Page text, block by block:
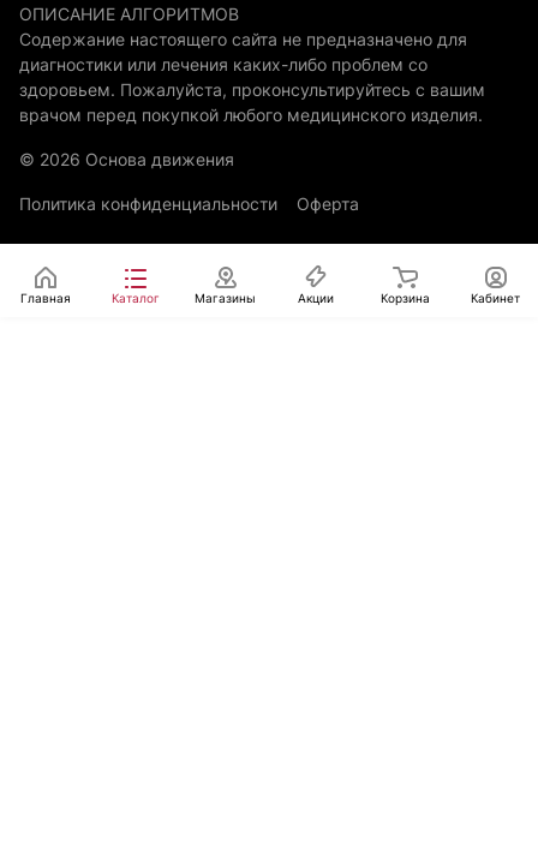
ОПИСАНИЕ АЛГОРИТМОВ
Содержание настоящего сайта не предназначено для
диагностики или лечения каких-либо проблем со
здоровьем. Пожалуйста, проконсультируйтесь с вашим
врачом перед покупкой любого медицинского изделия.
© 2026 Основа движения
Политика конфиденциальности Оферта
Главная Каталог Магазины Акции Корзина Кабинет